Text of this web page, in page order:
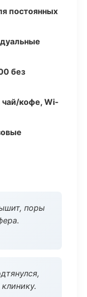
постоянных
без
кофе, Wi-
поры